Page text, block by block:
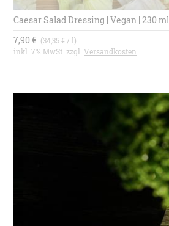
Caesar Salad Dressing | Vegan | 230 ml
7,90 € (34,35 € / l)
inkl. 7% MwSt. zzgl.Versandkosten